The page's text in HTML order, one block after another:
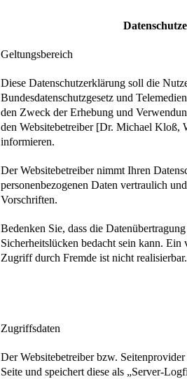
Geltungsbereich
Diese Datenschutzerklärung soll die
Bundesdatenschutzgesetz und
den Zweck der Erhebung und
den Websitebetreiber [Dr. Michael Kloß,
informieren.
Der Websitebetreiber nimmt Ihren
personenbezogenen Daten vertraulich
Vorschriften.
Bedenken Sie, dass die
Sicherheitslücken bedacht sein kann.
Zugriff durch Fremde ist nicht
Zugriffsdaten
Der Websitebetreiber bzw.
Seite und speichert diese als „Server-